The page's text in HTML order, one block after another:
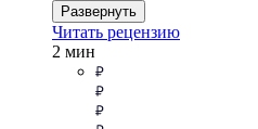
Развернуть
Читать рецензию
2 мин